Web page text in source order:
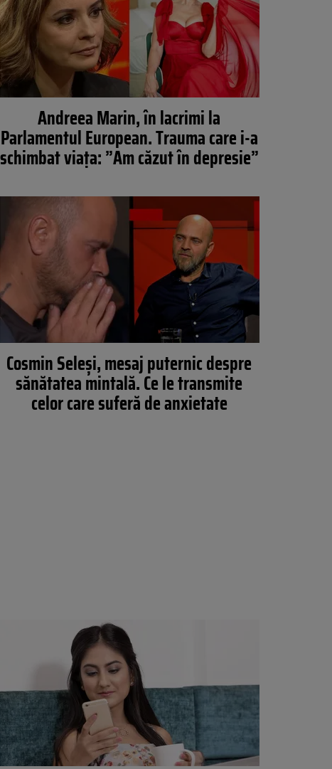
Andreea Marin, în lacrimi la
Parlamentul European. Trauma care i-a
schimbat viața: ”Am căzut în depresie”
Cosmin Seleși, mesaj puternic despre
sănătatea mintală. Ce le transmite
celor care suferă de anxietate